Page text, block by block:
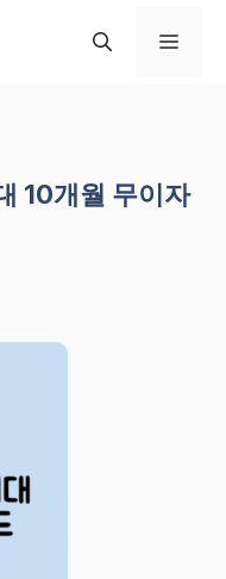
메
10개월 무이자